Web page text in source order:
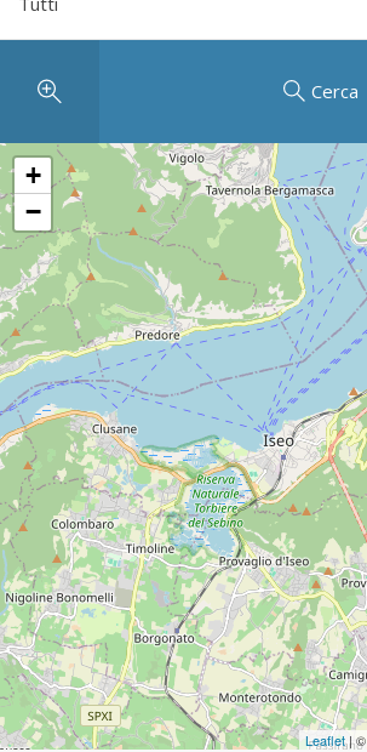
Cerca
+
−
Leaflet| ©